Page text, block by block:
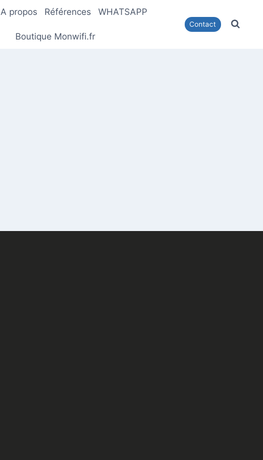
A propos Références WHATSAPP
Boutique Monwifi.fr
Contact